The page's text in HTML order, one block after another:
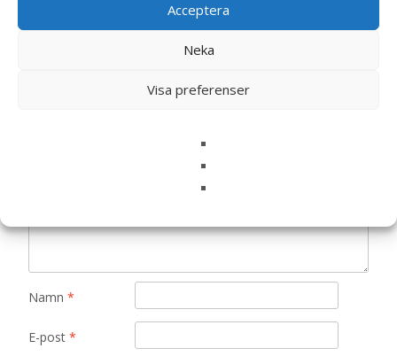
Acceptera
Neka
Visa preferenser
Bli först med att recensera ”True Fresh
Duck Adult All Breed Torrfoder för Hund –
Namn *
E-post *